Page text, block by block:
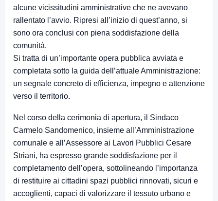
alcune vicissitudini amministrative che ne avevano
rallentato l’avvio. Ripresi all’inizio di quest’anno, si
sono ora conclusi con piena soddisfazione della
comunità.
Si tratta di un’importante opera pubblica avviata e
completata sotto la guida dell’attuale Amministrazione:
un segnale concreto di efficienza, impegno e attenzione
verso il territorio.
Nel corso della cerimonia di apertura, il Sindaco
Carmelo Sandomenico, insieme all’Amministrazione
comunale e all’Assessore ai Lavori Pubblici Cesare
Striani, ha espresso grande soddisfazione per il
completamento dell’opera, sottolineando l’importanza
di restituire ai cittadini spazi pubblici rinnovati, sicuri e
accoglienti, capaci di valorizzare il tessuto urbano e